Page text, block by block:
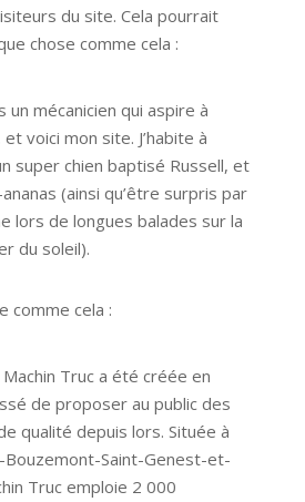
du site. Cela pourrait
chose comme cela :
un mécanicien qui aspire à
voici mon site. J’habite à
super chien baptisé Russell, et
ananas (ainsi qu’être surpris par
lors de longues balades sur la
du soleil).
comme cela :
Truc a été créée en
de proposer au public des
qualité depuis lors. Située à
Bouzemont-Saint-Genest-et-
Truc emploie 2 000